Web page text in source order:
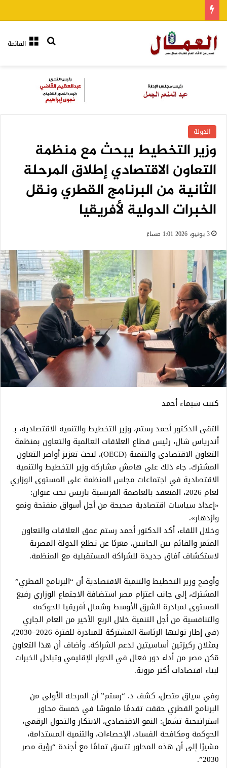
القائمةبحث عن
الدولة
وزير التخطيط يبحث مع منظمة
التعاون الاقتصادي إطلاق المرحلة
الثانية من البرنامج القطري ونقل
الخبرات الدولية لأفريقيا
3 يونيو، 2026 1:01 مساءً
كتبت شيماء أحمد
التقى الدكتور أحمد رستم، وزير التخطيط والتنمية الاقتصادية، بـ
أندرياس شال، رئيس قطاع العلاقات العالمية والتعاون بمنظمة
التعاون الاقتصادي والتنمية (OECD)، لبحث تعزيز أواصر التعاون
المشترك. جاء ذلك على هامش مشاركة وزير التخطيط والتنمية
الاقتصادية في اجتماعات مجلس المنظمة على المستوى الوزاري
لعام 2026، المنعقد بالعاصمة الفرنسية باريس تحت عنوان:
«إعداد سياسات اقتصادية صحيحة من أجل أسواق منفتحة ونمو
وازدهار».
وخلال اللقاء، أكد الدكتور أحمد رستم عمق العلاقات والتعاون
المثمر والقائم بين الجانبين، معربًا عن تطلع الدولة المصرية
لاستكشاف آفاق جديدة للشراكة المستقبلية مع المنظمة.
وأوضح وزير التخطيط والتنمية الاقتصادية أن “البرنامج القطري”
المشترك، إلى جانب اعتزام مصر استضافة الاجتماع الوزاري رفيع
المستوى لمبادرة الشرق الأوسط وشمال أفريقيا للحوكمة
والتنافسية من أجل التنمية خلال الربع الأخير من العام الجاري
(في إطار توليها الرئاسة المشتركة للمبادرة للفترة 2026–2030)،
يمثلان ركيزتين أساسيتين لدعم الشراكة. وأضاف أن هذا التعاون
مّكن مصر من أداء دور فعال في الحوار الإقليمي وتبادل الخبرات
لبناء اقتصادات أكثر مرونة.
وفي سياق متصل، كشف د. “رستم” أن المرحلة الأولى من
البرنامج القطري حققت تقدمًا ملموسًا في خمسة محاور
استراتيجية تشمل: النمو الاقتصادي، الابتكار والتحول الرقمي،
الحوكمة ومكافحة الفساد، الإحصاءات، والتنمية المستدامة،
مشيرًا إلى أن هذه المحاور تتسق تمامًا مع أجندة “رؤية مصر
2030”.